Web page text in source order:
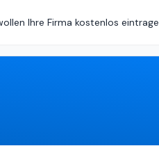
Ihre Firma kostenlos